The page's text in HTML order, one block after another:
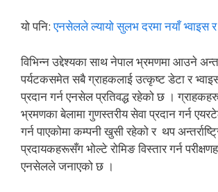
यो पनि:एनसेलले ल्यायो सुलभ दरमा नयाँ भ्वाइस
विभिन्न उद्देश्यका साथ नेपाल भ्रमणमा आउने
पर्यटकसमेत सबै ग्राहकलाई उत्कृष्ट डेटा र
प्रदान गर्न एनसेल प्रतिवद्ध रहेको छ ।
भ्रमणका बेलामा गुणस्तरीय सेवा प्रदान गर्न
गर्न पाएकोमा कम्पनी खुसी रहेको र थप
प्रदायकहरूसँग भोल्टे रोमिङ विस्तार गर्न
एनसेलले जनाएको छ ।